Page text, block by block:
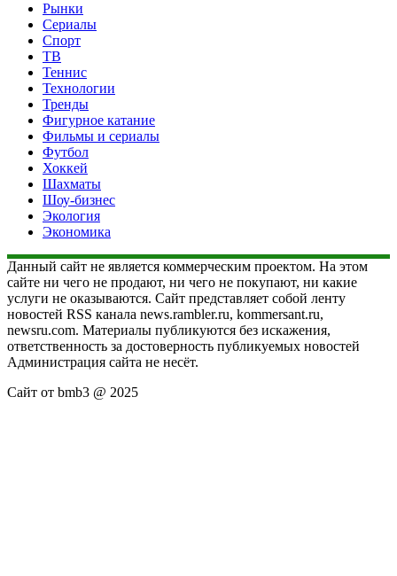
Рынки
Сериалы
Спорт
ТВ
Теннис
Технологии
Тренды
Фигурное катание
Фильмы и сериалы
Футбол
Хоккей
Шахматы
Шоу-бизнес
Экология
Экономика
Данный сайт не является коммерческим проектом. На этом
сайте ни чего не продают, ни чего не покупают, ни какие
услуги не оказываются. Сайт представляет собой ленту
новостей RSS канала news.rambler.ru, kommersant.ru,
newsru.com. Материалы публикуются без искажения,
ответственность за достоверность публикуемых новостей
Администрация сайта не несёт.
Сайт от bmb3 @ 2025